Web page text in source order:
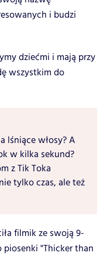
i budzi
dziećmi i mają przy
wszystkim do
lśniące włosy? A
w kilka sekund?
z Tik Toka
tylko czas, ale też
filmik ze swoją 9-
piosenki "Thicker than